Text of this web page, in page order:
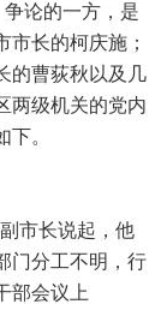
争论的一方，是
市长的柯庆施；
的曹荻秋以及几
两级机关的党内
。
市长说起，他
门分工不明，行
部会议上